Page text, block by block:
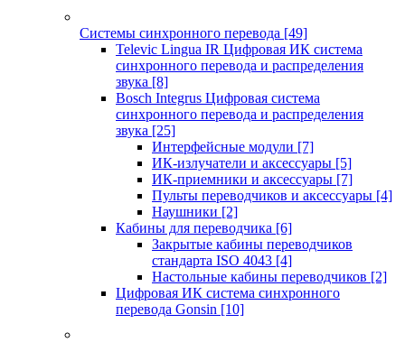
Системы синхронного перевода [49]
Televic Lingua IR Цифровая ИК система
синхронного перевода и распределения
звука [8]
Bosch Integrus Цифровая система
синхронного перевода и распределения
звука [25]
Интерфейсные модули [7]
ИК-излучатели и аксессуары [5]
ИК-приемники и аксессуары [7]
Пульты переводчиков и аксессуары [4]
Наушники [2]
Кабины для переводчика [6]
Закрытые кабины переводчиков
стандарта ISO 4043 [4]
Настольные кабины переводчиков [2]
Цифровая ИК система синхронного
перевода Gonsin [10]